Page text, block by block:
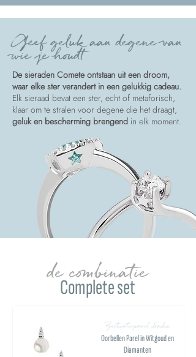
Geef geluk aan degene van
wie je houdt
De sieraden Comete ontstaan uit een droom,
waar elke ster verandert in een gelukkig cadeau.
Elk sieraad bevat een ster, echt of metaforisch,
klaar om te stralen voor degene die het draagt,
geluk en bescherming brengend in elk moment.
Complete set
de combinatie
Zoetwaterparel draden
Oorbellen Parel in Witgoud en
Diamanten